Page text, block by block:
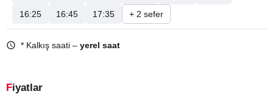
16:25
16:45 17:35 + 2 sefer
* Kalkış saati – yerel saat
Fiyatlar